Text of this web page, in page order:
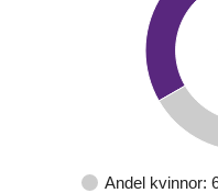
Andel kvinnor: